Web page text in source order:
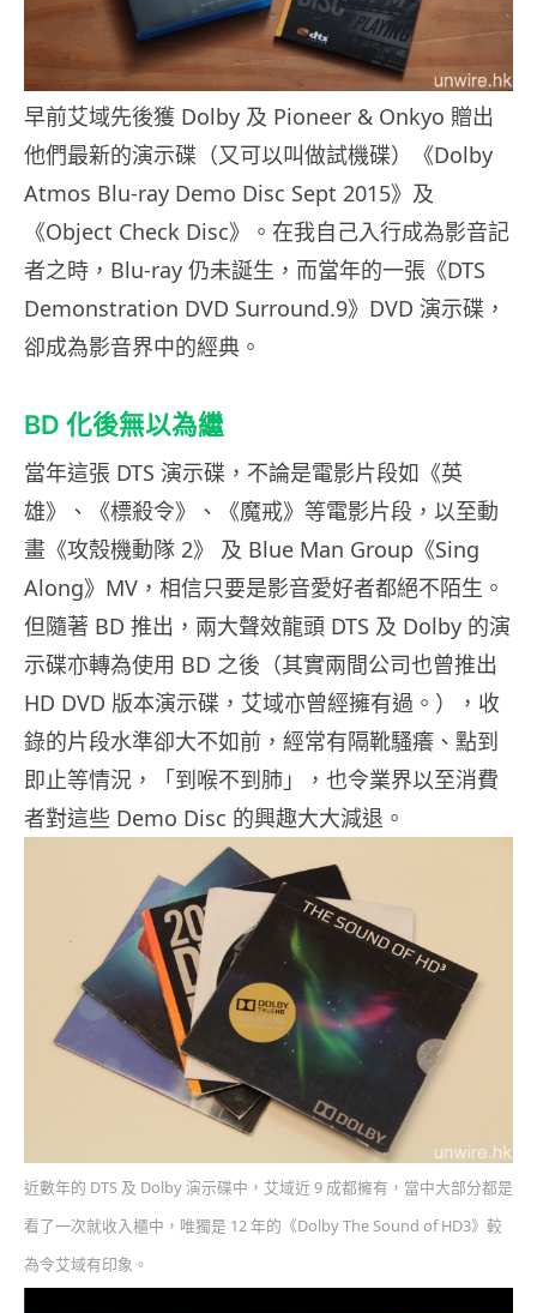
早前艾域先後獲 Dolby 及 Pioneer & Onkyo 贈出
他們最新的演示碟（又可以叫做試機碟）《Dolby
Atmos Blu-ray Demo Disc Sept 2015》及
《Object Check Disc》。在我自己入行成為影音記
者之時，Blu-ray 仍未誕生，而當年的一張《DTS
Demonstration DVD Surround.9》DVD 演示碟，
卻成為影音界中的經典。
BD 化後無以為繼
當年這張 DTS 演示碟，不論是電影片段如《英
雄》、《標殺令》、《魔戒》等電影片段，以至動
畫《攻殼機動隊 2》 及 Blue Man Group《Sing
Along》MV，相信只要是影音愛好者都絕不陌生。
但隨著 BD 推出，兩大聲效龍頭 DTS 及 Dolby 的演
示碟亦轉為使用 BD 之後（其實兩間公司也曾推出
HD DVD 版本演示碟，艾域亦曾經擁有過。），收
錄的片段水準卻大不如前，經常有隔靴騷癢、點到
即止等情況，「到喉不到肺」，也令業界以至消費
者對這些 Demo Disc 的興趣大大減退。
近數年的 DTS 及 Dolby 演示碟中，艾域近 9 成都擁有，當中大部分都是
看了一次就收入櫃中，唯獨是 12 年的《Dolby The Sound of HD3》較
為令艾域有印象。